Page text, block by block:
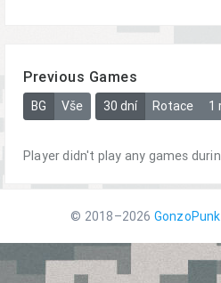
Previous Games
BG Vše 30 dní Rotace 1
Player didn't play any games
© 2018–2026